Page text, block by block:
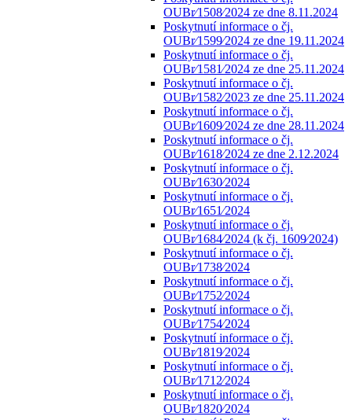
OUBr⁄1508⁄2024 ze dne 8.11.2024
Poskytnutí informace o čj.
OUBr⁄1599⁄2024 ze dne 19.11.2024
Poskytnutí informace o čj.
OUBr⁄1581⁄2024 ze dne 25.11.2024
Poskytnutí informace o čj.
OUBr⁄1582⁄2023 ze dne 25.11.2024
Poskytnutí informace o čj.
OUBr⁄1609⁄2024 ze dne 28.11.2024
Poskytnutí informace o čj.
OUBr⁄1618⁄2024 ze dne 2.12.2024
Poskytnutí informace o čj.
OUBr⁄1630⁄2024
Poskytnutí informace o čj.
OUBr⁄1651⁄2024
Poskytnutí informace o čj.
OUBr⁄1684⁄2024 (k čj. 1609⁄2024)
Poskytnutí informace o čj.
OUBr⁄1738⁄2024
Poskytnutí informace o čj.
OUBr⁄1752⁄2024
Poskytnutí informace o čj.
OUBr⁄1754⁄2024
Poskytnutí informace o čj.
OUBr⁄1819⁄2024
Poskytnutí informace o čj.
OUBr⁄1712⁄2024
Poskytnutí informace o čj.
OUBr⁄1820⁄2024